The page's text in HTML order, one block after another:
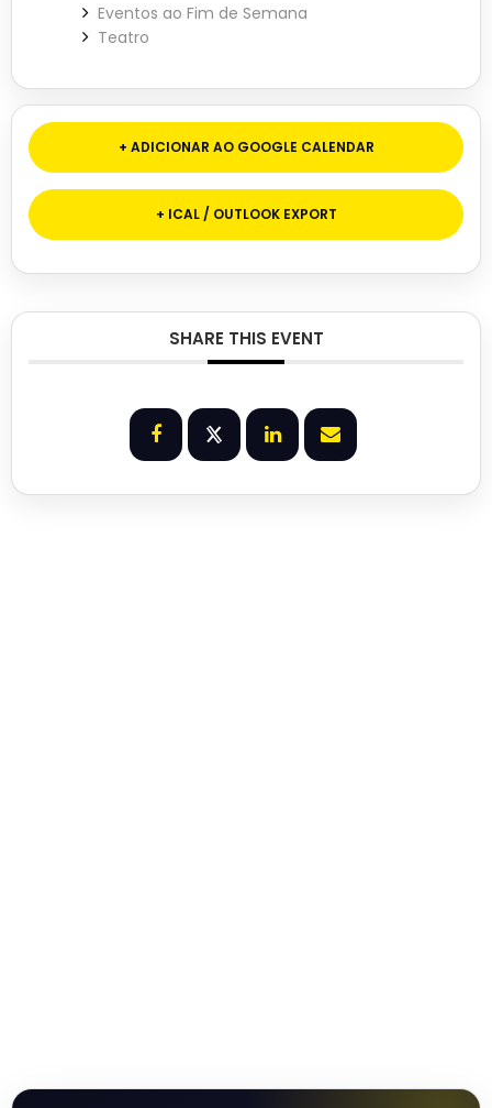
Eventos ao Fim de Semana
Teatro
+ ADICIONAR AO GOOGLE CALENDAR
+ ICAL / OUTLOOK EXPORT
SHARE THIS EVENT